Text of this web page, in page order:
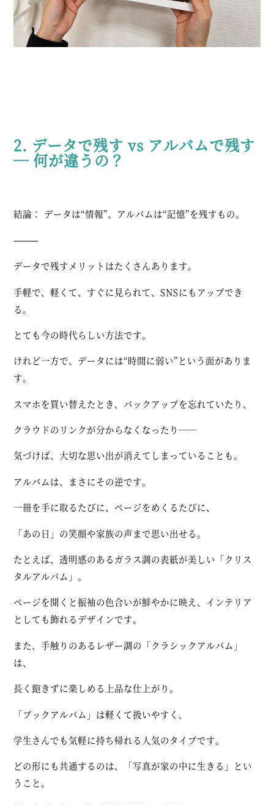
2. データで残す vs アルバムで残す
― 何が違うの？
結論： データは“情報”、アルバムは“記憶”を残すもの。
⸻
データで残すメリットはたくさんあります。
手軽で、軽くて、すぐに見られて、SNSにもアップでき
る。
とても今の時代らしい方法です。
けれど一方で、データには“時間に弱い”という面がありま
す。
スマホを買い替えたとき、バックアップを忘れていたり、
クラウドのリンクが分からなくなったり――
気づけば、大切な思い出が消えてしまっていることも。
アルバムは、まさにその逆です。
一冊を手に取るたびに、ページをめくるたびに、
「あの日」の笑顔や家族の声まで思い出せる。
たとえば、透明感のあるガラス調の表紙が美しい「クリス
タルアルバム」。
ページを開くと振袖の色合いが鮮やかに映え、インテリア
としても飾れるデザインです。
また、手触りのあるレザー調の「クラシックアルバム」
は、
長く飽きずに楽しめる上品な仕上がり。
「ブックアルバム」は軽くて扱いやすく、
学生さんでも気軽に持ち帰れる人気のタイプです。
どの形にも共通するのは、「写真が家の中に生きる」とい
うこと。